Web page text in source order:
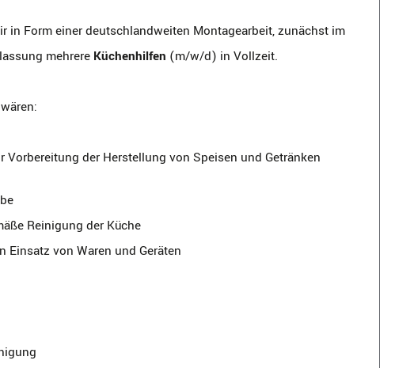
in Form einer deutschlandweiten Montagearbeit, zunächst im
mehrere Küchenhilfen (m/w/d) in Vollzeit.
Vorbereitung der Herstellung von Speisen und Getränken
Reinigung der Küche
von Waren und Geräten